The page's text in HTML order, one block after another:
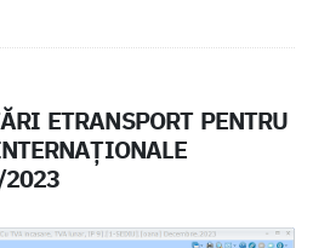
ETRANSPORT PENTRU
2023